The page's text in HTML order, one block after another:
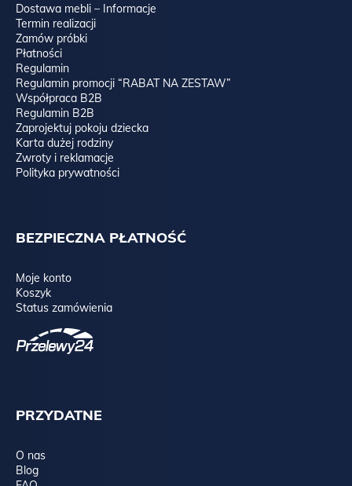
Dostawa mebli – Informacje
Termin realizacji
Zamów próbki
Płatności
Regulamin
Regulamin promocji “RABAT NA ZESTAW”
Współpraca B2B
Regulamin B2B
Zaprojektuj pokoju dziecka
Karta dużej rodziny
Zwroty i reklamacje
Polityka prywatności
BEZPIECZNA PŁATNOŚĆ
Moje konto
Koszyk
Status zamówienia
PRZYDATNE
O nas
Blog